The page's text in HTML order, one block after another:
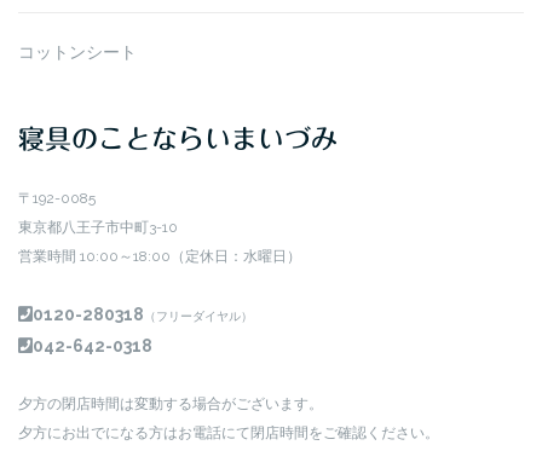
コットンシート
寝具のことならいまいづみ
〒192-0085
東京都八王子市中町3-10
営業時間 10:00～18:00（定休日：水曜日）
0120-280318 （フリーダイヤル）
042-642-0318
夕方の閉店時間は変動する場合がございます。
夕方にお出でになる方はお電話にて閉店時間をご確認ください。